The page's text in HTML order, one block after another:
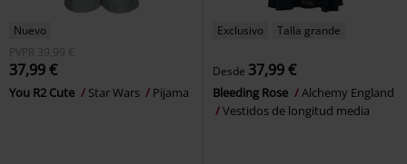
Nuevo
PVPR 39,99 €
37,99 €
You R2 Cute Star Wars Pijama
Exclusivo Talla grande
Desde 37,99 €
Bleeding Rose
Alchemy England
Vestidos de longitud media